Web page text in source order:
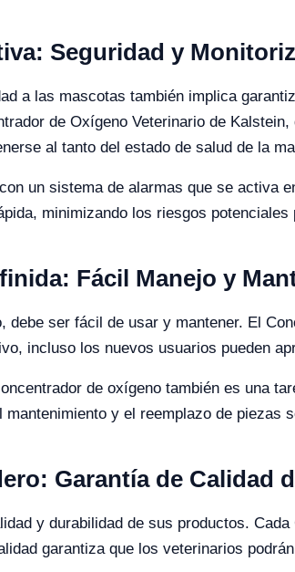
Seguridad y
a las mascotas también implica
de Oxígeno Veterinario de
al tanto del estado de salud de la
un sistema de alarmas que se activa
minimizando los riesgos
Fácil Manejo y
debe ser fácil de usar y mantener. El
incluso los nuevos usuarios pueden
de oxígeno también es una
mantenimiento y el reemplazo de piezas
Garantía de Calidad
y durabilidad de sus productos.
garantiza que los veterinarios